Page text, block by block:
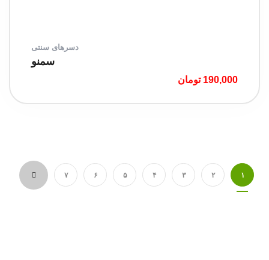
دسرهای سنتی
سمنو
190,000 تومان
۱ ۲ ۳ ۴ ۵ ۶ ۷